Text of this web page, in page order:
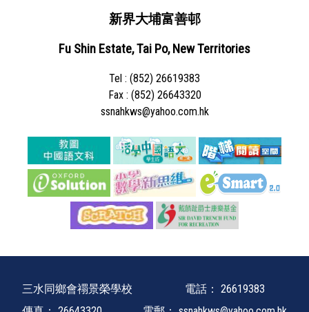
新界大埔富善邨
Fu Shin Estate, Tai Po, New Territories
Tel : (852) 26619383
Fax : (852) 26643320
ssnahkws@yahoo.com.hk
三水同鄉會禤景榮學校 電話： 26619383